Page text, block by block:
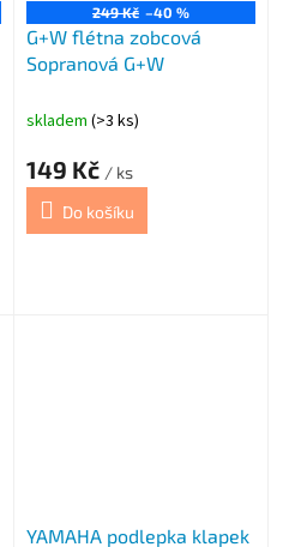
249 Kč –40 %
G+W flétna zobcová
Sopranová G+W
skladem (>3 ks)
149 Kč / ks
Do košíku
YAMAHA podlepka klapek